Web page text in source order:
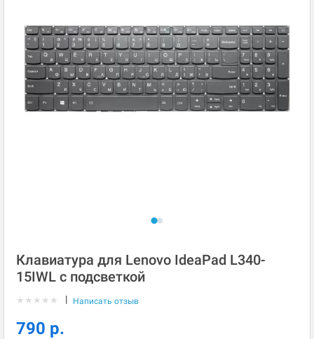
Клавиатура для Lenovo IdeaPad L340-
15IWL с подсветкой
★ ★ ★ ★ ★ | Написать отзыв
790 р.